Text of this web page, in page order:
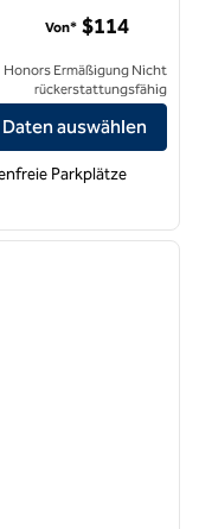
Park anzeigen
Von* $114
Honors Ermäßigung Nicht
rückerstattungsfähig
Daten auswählen
Parkplätze